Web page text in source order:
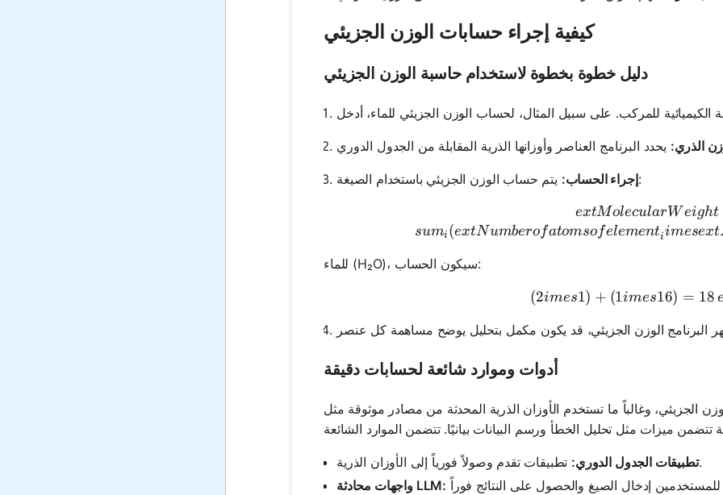
كيفية إجراء حسابات الوزن الجزيئي
دليل خطوة بخطوة لاستخدام حاسبة الوزن الجزيئي
الذري:
إجراء الحساب:يتم حساب الوزن الجزيئي باستخدام الصيغة:
extMolecularWeight
sumi (extNumberofatomsofelementiimesext
للماء (H₂O)، سيكون الحساب:
(2 imes
(2imes1) + (1imes16) = 18 e
أدوات وموارد شائعة لحسابات دقيقة
الجزيئي، وغالباً ما تستخدم الأوزان الذرية المحدثة من مصادر موثوقة مثل
تطبيقات الجدول الدوري:تطبيقات تقدم وصولاً فورياً إلى الأوزان الذرية.
واجهات محادثة LLM: